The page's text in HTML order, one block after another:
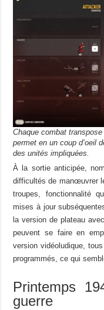
Chaque combat
permet en un coup d’oeil
des unités impliquées.
À la sortie anticipée,
difficultés de manœuvrer
troupes, fonctionnalité
mises à jour
la version de plateau
peuvent se faire en
version vidéoludique,
programmés, ce qui
Printemps
guerre